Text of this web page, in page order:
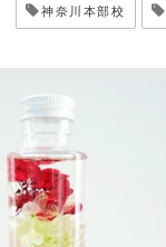
神奈川本部校